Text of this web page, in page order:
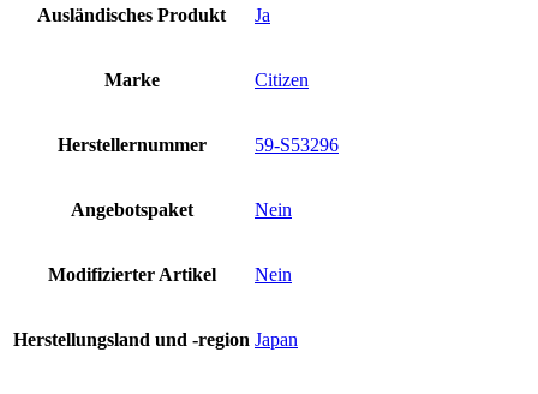
Ausländisches Produkt Ja
Marke Citizen
Herstellernummer 59-S53296
Angebotspaket Nein
Modifizierter Artikel Nein
Herstellungsland und -region Japan